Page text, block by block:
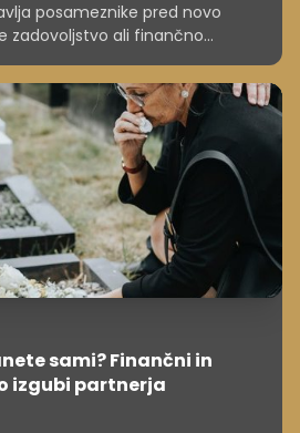
posameznike pred novo
zadovoljstvo ali finančno
ki z objavo fotografij svojih
mesečno, je sprožil burno
in psiholoških
zaposlitev. Kaj to razkriva
sami? Finančni in
izgubi partnerja